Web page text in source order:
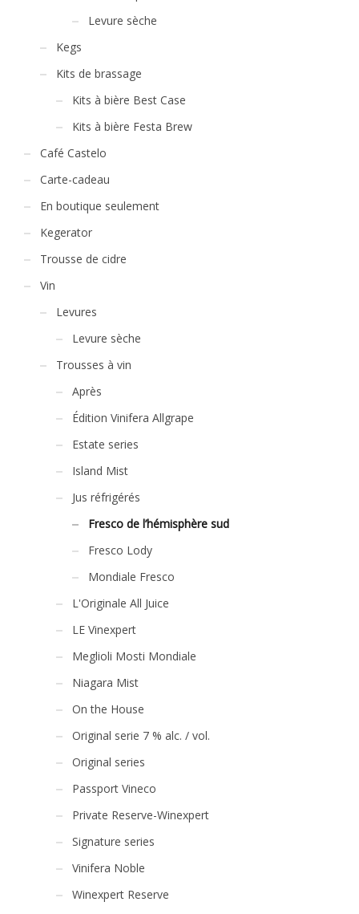
Levure sèche
Kegs
Kits de brassage
Kits à bière Best Case
Kits à bière Festa Brew
Café Castelo
Carte-cadeau
En boutique seulement
Kegerator
Trousse de cidre
Vin
Levures
Levure sèche
Trousses à vin
Après
Édition Vinifera Allgrape
Estate series
Island Mist
Jus réfrigérés
Fresco de l’hémisphère sud
Fresco Lody
Mondiale Fresco
L'Originale All Juice
LE Vinexpert
Meglioli Mosti Mondiale
Niagara Mist
On the House
Original serie 7 % alc. / vol.
Original series
Passport Vineco
Private Reserve-Winexpert
Signature series
Vinifera Noble
Winexpert Reserve